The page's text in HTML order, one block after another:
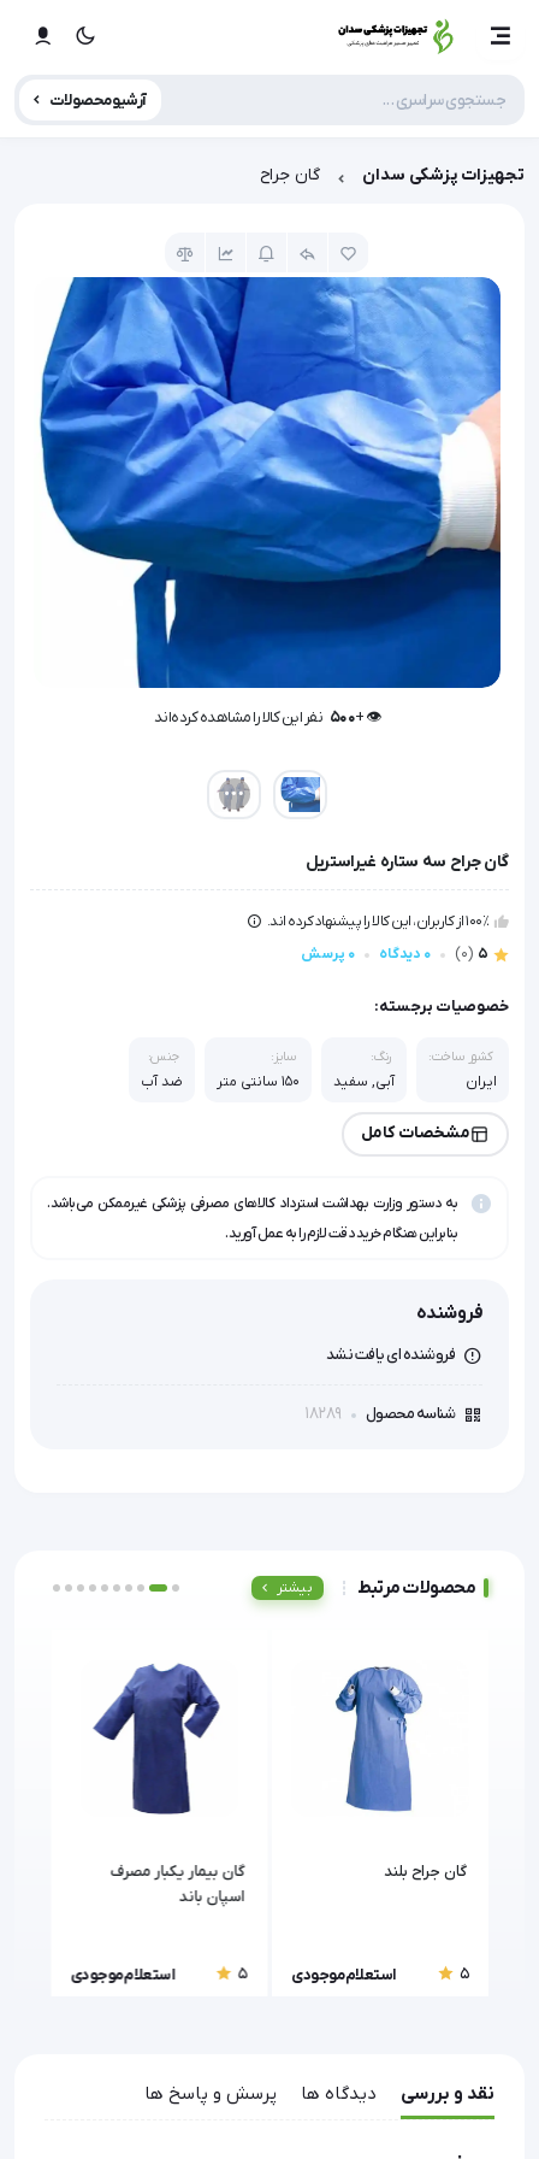
آرشیو محصولات
تجهیزات پزشکی سدان گان جراح
👁️ +
500 نفر این کالا را مشاهده کرده‌اند
گان جراح سه ستاره غیراستریل
100٪ از کاربران، این کالا را پیشنهاد کرده اند.
5
(0) 0 دیدگاه 0 پرسش
خصوصیات برجسته:
کشور ساخت:
ایران
رنگ:
آبی, سفید
سایز:
150 سانتی متر
جنس:
ضد آب
مشخصات کامل
به دستور وزارت بهداشت استرداد کالاهای مصرفی پزشکی غیرممکن می‌باشد.
بنابراین هنگام خرید دقت لازم را به عمل آورید.
فروشنده
فروشنده ای یافت نشد
شناسه محصول 18289
محصولات مرتبط بیشتر
گان جراح بلند
5 استعلام موجودی
گان بیمار یکبار مصرف
اسپان باند
5 استعلام موجودی
نقد و بررسی دیدگاه ها پرسش و پاسخ ها